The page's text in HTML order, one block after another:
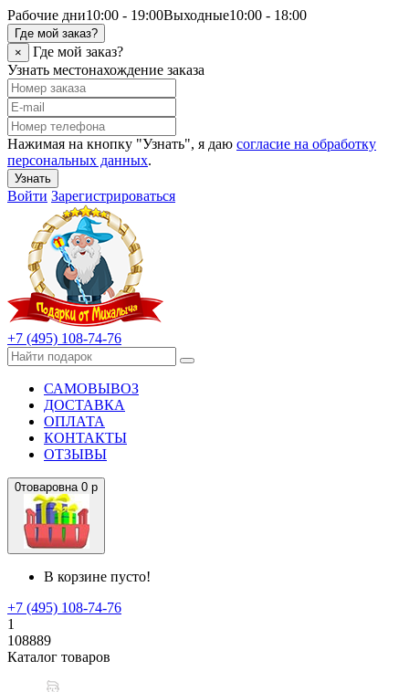
Рабочие дни10:00 - 19:00Выходные10:00 - 18:00
Где мой заказ?
×
Где мой заказ?
Узнать местонахождение заказа
Нажимая на кнопку "Узнать", я даю согласие на обработку
персональных данных.
Узнать
Войти Зарегистрироваться
+7 (495) 108-74-76
САМОВЫВОЗ
ДОСТАВКА
ОПЛАТА
КОНТАКТЫ
ОТЗЫВЫ
0товаровна 0 р
В корзине пусто!
+7 (495) 108-74-76
1
108889
Каталог товаров